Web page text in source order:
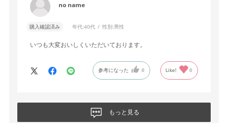
no name
購入確認済み 年代:40代 性別:男性
いつも大変おいしくいただいております。
参考になった 0 Like! 0
もっと見る